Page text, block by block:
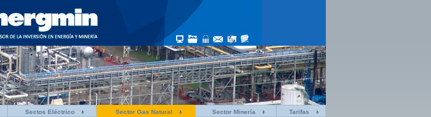
Sectos Eléctrico Sector Gas Natural Sector Minería Tarifas